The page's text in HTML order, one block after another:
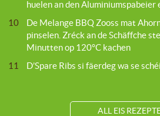
huelen an den Aluminiumspabeier
10
De Melange BBQ Zooss mat
pinselen. Zréck an de Schäffche
Minutten op 120°C kachen
11
D’Spare Ribs si fäerdeg wa se
ALL EIS